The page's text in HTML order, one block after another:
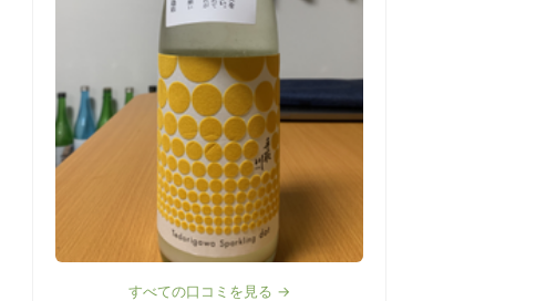
すべての口コミを見る →